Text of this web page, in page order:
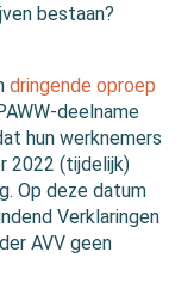
bestaan?
dringende oproep
deelname
hun werknemers
2022 (tijdelijk)
Op deze datum
Verklaringen
AVV geen